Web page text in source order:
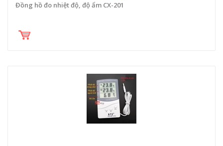
Đồng hồ đo nhiệt độ, độ ẩm CX-201